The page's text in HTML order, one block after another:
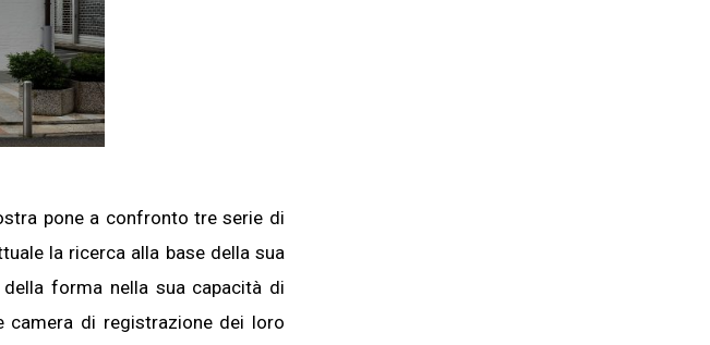
pone a confronto tre serie di
la ricerca alla base della sua
forma nella sua capacità di
camera di registrazione dei loro